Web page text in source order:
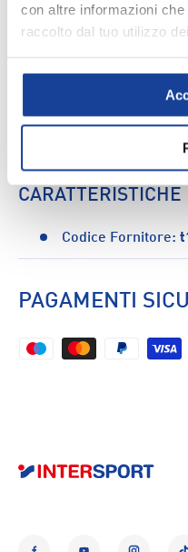
con altre informazioni
raccolto dal tuo utilizzo
Spedizione e
DESCRIZIONE
Ginocchiere Volley Errea
CARATTERISTICHE
Codice Fornitore:
PAGAMENTI